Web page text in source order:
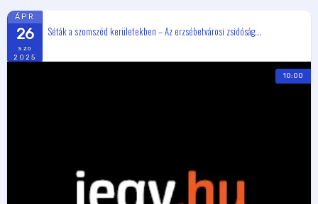
ÁPR
26
szo
2025
Séták a szomszéd kerületekben – Az erzsébetvárosi zsidóság...
10:00